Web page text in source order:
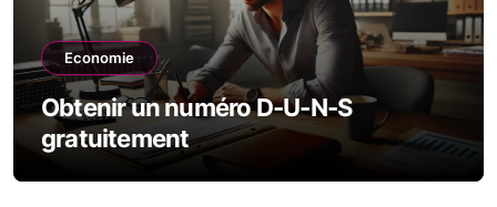
Economie
Obtenir un numéro D-U-N-S
gratuitement